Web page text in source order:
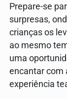
Prepare-se
surpresas,
crianças os
ao mesmo
uma
encantar com
experiência